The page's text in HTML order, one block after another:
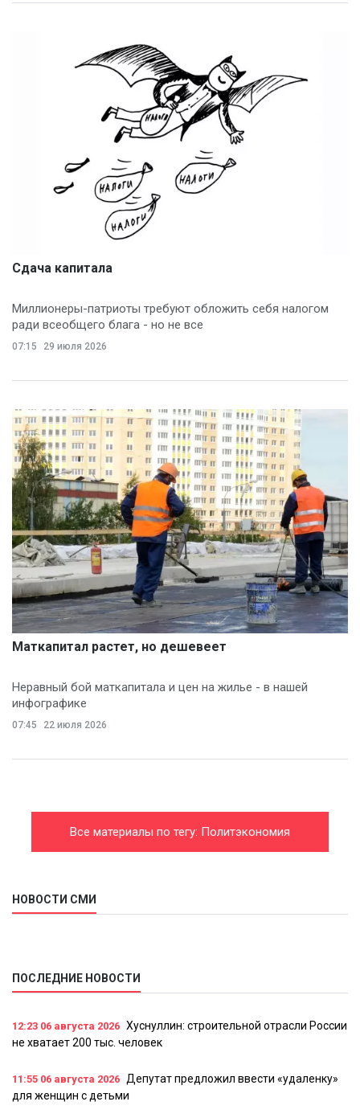
Сдача капитала
Миллионеры-патриоты требуют обложить себя налогом
ради всеобщего блага - но не все
07:15 29 июля 2026
Маткапитал растет, но дешевеет
Неравный бой маткапитала и цен на жилье - в нашей
инфографике
07:45 22 июля 2026
Все материалы по тегу: Политэкономия
НОВОСТИ СМИ
ПОСЛЕДНИЕ НОВОСТИ
12:23 06 августа 2026 Хуснуллин: строительной отрасли России
не хватает 200 тыс. человек
11:55 06 августа 2026 Депутат предложил ввести «удаленку»
для женщин с детьми